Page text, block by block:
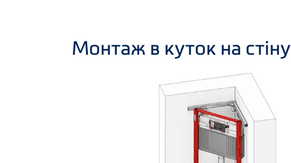
Монтаж в куток на стіну